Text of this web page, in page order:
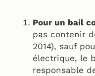
Pour un bail
pas contenir
2014), sauf
électrique, le
responsable